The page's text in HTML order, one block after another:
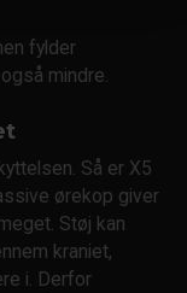
fylder
mindre.
Så er X5
ørekop giver
Støj kan
kraniet,
i. Derfor